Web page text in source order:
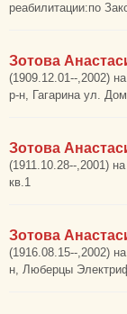
реабилитации:по
Зотова
(1909.12.01--,2002)
р-н, Гагарина ул.
Зотова
(1911.10.28--,2001)
кв.1
Зотова
(1916.08.15--,2002)
н, Люберцы